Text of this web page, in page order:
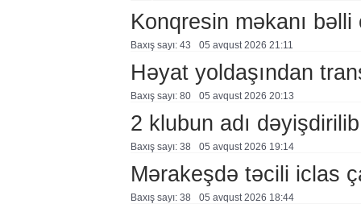
Konqresin məkanı bəlli
Baxış sayı: 43 05 avqust 2026 21:11
Həyat yoldaşından
Baxış sayı: 80 05 avqust 2026 20:13
2 klubun adı dəyişdirilib
Baxış sayı: 38 05 avqust 2026 19:14
Mərakeşdə təcili iclas
Baxış sayı: 38 05 avqust 2026 18:44